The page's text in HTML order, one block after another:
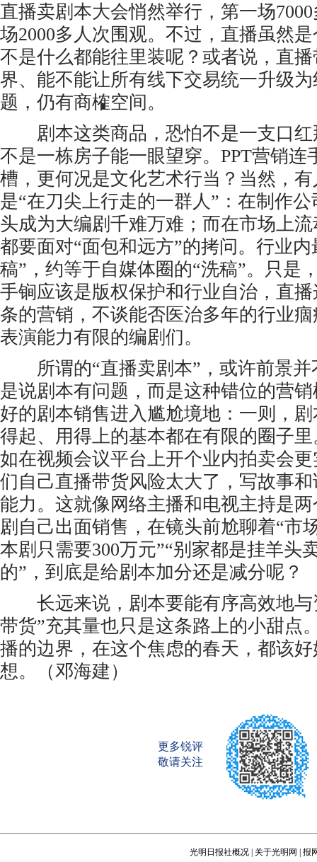
直播卖剧本大会悄然举行，第一场
场2000多人次围观。不过，直播虽然
不是什么都能往里装呢？或者说，直
界、能不能让所有线下交易统一升级
题，仍有商榷空间。
剧本这类商品，恐怕不是一支口红
不是一栋房子能一眼望穿。PPT营销连
槽，更何况是文化艺术行当？当然，
是“在刀尖上行走的一群人”：在制作
头成为大编剧千难万难；而在市场上
都要面对“面包和远方”的拷问。行业
稿”，约等于自媒体圈的“洗稿”。只是
手锏应该是版权保护和行业自治，直
条的营销，不谈能否医治多年的行业
表演能力有限的编剧们。
所谓的“直播卖剧本”，或许前景并
是说剧本有问题，而是这种错位的营
好的剧本销售进入尴尬境地：一则，
得起、用得上的基本都在有限的圈子
如在视频会议平台上开个业内拍卖会
们自己直播带货风险太大了，写故事
能力。这就像网络主播和电视主持是
剧自己出面销售，在镜头前尬聊着“市
本剧只需要300万元”“别家都是挂羊头
的”，到底是给剧本加分还是减分呢？
长远来说，剧本要能有序高效地与
带货”充其量也只是这条路上的小甜点
播的边界，在这个焦虑的春天，都该
想。（邓海建）
更多锐评
敬请关注
光明日报社概况 关于光明网 报